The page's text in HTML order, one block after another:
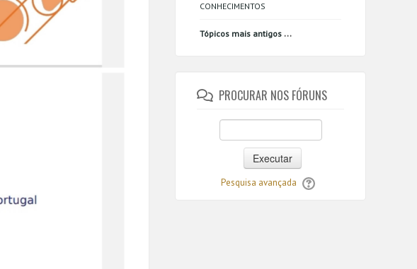
CONHECIMENTOS
Tópicos mais antigos ...
PROCURAR NOS FÓRUNS
Executar
Pesquisa avançada